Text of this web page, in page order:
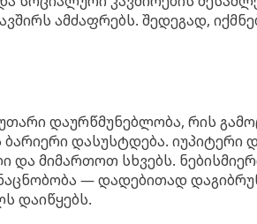
ამძაფრებს. შედეგად,
დაურწმუნებლობა, რის
ბარიერი დასუსტდება. იუპიტერი
და მიმართოთ სხვებს.
— დადებითად
დაიწყებს.